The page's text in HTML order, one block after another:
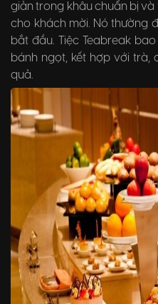
giản trong khâu chuẩn bị
cho khách mời. Nó thường
bắt đầu. Tiệc Teabreak
bánh ngọt, kết hợp với trà,
quả.